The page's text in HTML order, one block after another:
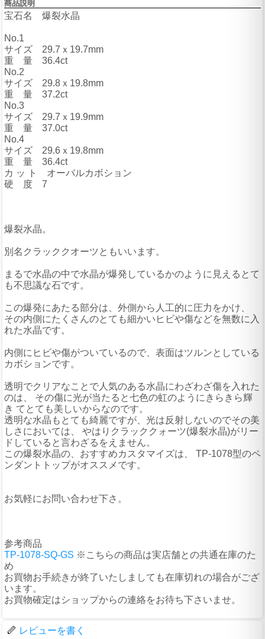
商品説明
宝石名 爆裂水晶
No.1
サイズ 29.7ｘ19.7mm
重 量 36.4ct
No.2
サイズ 29.8ｘ19.8mm
重 量 37.2ct
No.3
サイズ 29.7ｘ19.9mm
重 量 37.0ct
No.4
サイズ 29.6ｘ19.8mm
重 量 36.4ct
カ ッ ト オーバルカボション
硬 度 7
爆裂水晶。
別名クラッククオーツともいいます。
まるで水晶の中で水晶が爆発しているかのように見えるとて
も不思議な石です。
この爆発にあたる部分は、外側から人工的に圧力をかけ、
その内側にたくさんのとても細かいヒビや傷などを無数に入
れた水晶です。
内側にヒビや傷がついているので、表面はツルンとしている
カボションです。
透明でクリアなことで人気のある水晶にわざわざ傷を入れた
のは、 その傷に光が当たると七色の虹のようにきらきら輝
き てとても美しいからなのです。
透明な水晶もとても綺麗ですが、光は反射しないのでその美
しさにおいては、 やはりクラッククォーツ(爆裂水晶)がリー
ドしていると言わざるをえません。
この爆裂水晶の、おすすめカスタマイズは、 TP-1078型のペ
ンダントトップがオススメです。
お気軽にお問い合わせ下さ。
参考商品
TP-1078-SQ-GS ※こちらの商品は実店舗との共通在庫のた
め
お買物お手続きが終了いたしましても在庫切れの場合がござ
います。
お買物確定はショップからの連絡をお待ち下さいませ。
レビューを書く